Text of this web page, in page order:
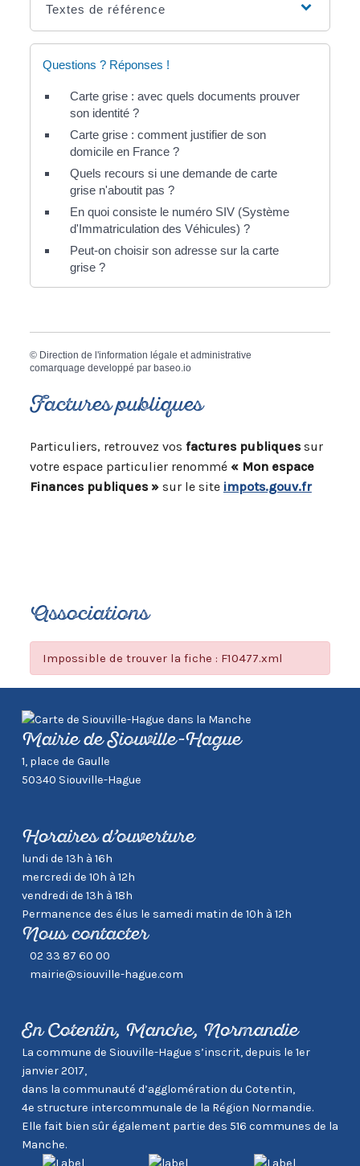
Textes de référence
Questions ? Réponses !
Carte grise : avec quels documents prouver
son identité ?
Carte grise : comment justifier de son
domicile en France ?
Quels recours si une demande de carte
grise n'aboutit pas ?
En quoi consiste le numéro SIV (Système
d'Immatriculation des Véhicules) ?
Peut-on choisir son adresse sur la carte
grise ?
© Direction de l'information légale et administrative
comarquage developpé par baseo.io
Factures publiques
Particuliers, retrouvez vos factures publiquessur
votre espace particulier renommé « Mon espace
Finances publiques »sur le site impots.gouv.fr
Associations
Impossible de trouver la fiche : F10477.xml
Mairie de Siouville-Hague
1, place de Gaulle
50340 Siouville-Hague
Horaires d’ouverture
lundi de 13h à 16h
mercredi de 10h à 12h
vendredi de 13h à 18h
Permanence des élus le samedi matin de 10h à 12h
Nous contacter
02 33 87 60 00
mairie@siouville-hague.com
En Cotentin, Manche, Normandie
La commune de Siouville-Hague s’inscrit, depuis le 1er
janvier 2017,
dans la communauté d’agglomération du Cotentin,
4e structure intercommunale de la Région Normandie.
Elle fait bien sûr également partie des 516 communes de la
Manche.